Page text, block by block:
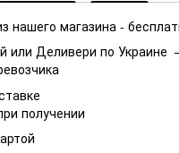
нашего магазина -
или Деливери по Украине
получении